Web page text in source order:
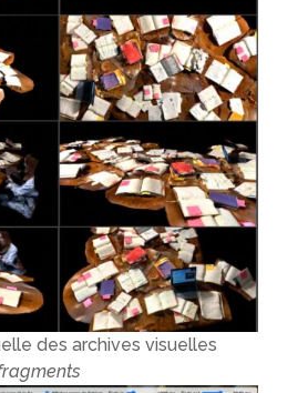
des archives visuelles